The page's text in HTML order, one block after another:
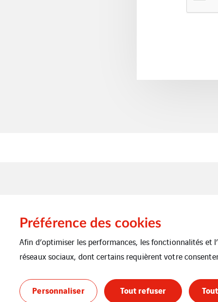
Mentions légales Cookies
Préférence des cookies
Afin d’optimiser les performances, les fonctionnalités et
réseaux sociaux, dont certains requièrent votre
Personnaliser Tout refuser